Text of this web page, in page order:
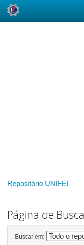
Repositório UNIFEI
Página de Busca
Buscar em: